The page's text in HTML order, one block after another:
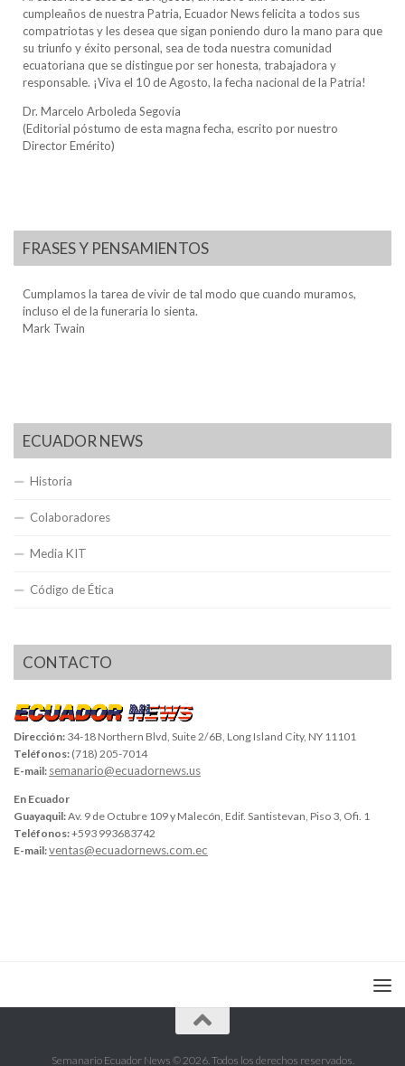
cumpleaños de nuestra Patria, Ecuador News felicita a todos sus
compatriotas y les desea que sigan poniendo duro la mano para que
su triunfo y éxito personal, sea de toda nuestra comunidad
ecuatoriana que se distingue por ser honesta, trabajadora y
responsable. ¡Viva el 10 de Agosto, la fecha nacional de la Patria!
Dr. Marcelo Arboleda Segovia
(Editorial póstumo de esta magna fecha, escrito por nuestro
Director Emérito)
FRASES Y PENSAMIENTOS
Cumplamos la tarea de vivir de tal modo que cuando muramos,
incluso el de la funeraria lo sienta.
Mark Twain
ECUADOR NEWS
Historia
Colaboradores
Media KIT
Código de Ética
CONTACTO
Dirección: 34-18 Northern Blvd, Suite 2/6B, Long Island City, NY 11101
Teléfonos: (718) 205-7014
E-mail: semanario@ecuadornews.us
En Ecuador
Guayaquil:Av. 9 de Octubre 109 y Malecón, Edif. Santistevan, Piso 3, Ofi. 1
Teléfonos:+593 993683742
E-mail:ventas@ecuadornews.com.ec
Semanario Ecuador News © 2026. Todos los derechos reservados.